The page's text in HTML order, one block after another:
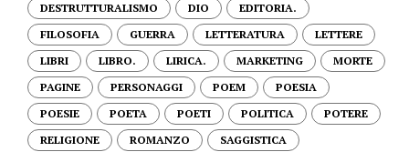
DESTRUTTURALISMO
DIO
EDITORIA.
FILOSOFIA
GUERRA LETTERATURA
LETTERE
LIBRI
LIBRO. LIRICA. MARKETING
MORTE
PAGINE
PERSONAGGI POEM
POESIA
POESIE
POETA POETI POLITICA
POTERE
RELIGIONE
ROMANZO
SAGGISTICA